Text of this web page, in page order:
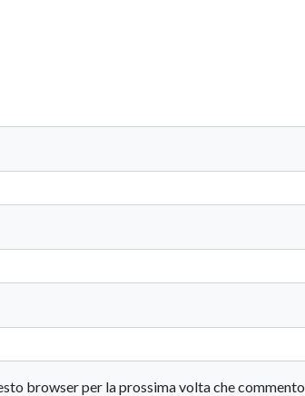
browser per la prossima volta che commento.